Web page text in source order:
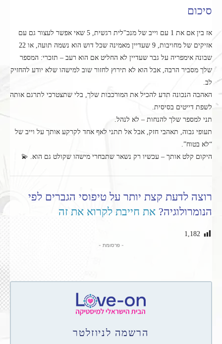
סיכום
אז בין אם את 1 עם וייב של מנכ"לית רגשית, 5 שאי אפשר לעצור גם עם
אזיקים של מחויבות, 9 שעדיין מאמינה שכל דוש הוא נשמה תועה, או 22
שבונה אימפריה על גבר שעדיין לא החליט אם הוא רעב – תזכרי: המספר
שלך מסביר הרבה, אבל הוא לא תירוץ לחזור שוב למישהו שלא יודע להחזיק
לב.
האהבה הנכונה תדע להכיל את המורכבות שלך, בלי שתצטרכי לתרגם אותה
לשפת דייטים בסיסית.
תני למספר שלך להנחות – לא לנהל.
תעופי גבוה, תאהבי חזק, אבל אל תתני לאף אחד לקרקע אותך על וייב של
“לא בטוח”.
היקום קלט אותך – עכשיו רק נשאר שתבחרי מישהו שקולט גם הוא. 💫
רוצה לדעת קצת יותר על טיפוסי הגברים לפי
הנומרולוגיה? את חייבת לקרוא את זה
1,182
- פרסומת -
הרשמה לניוזלטר